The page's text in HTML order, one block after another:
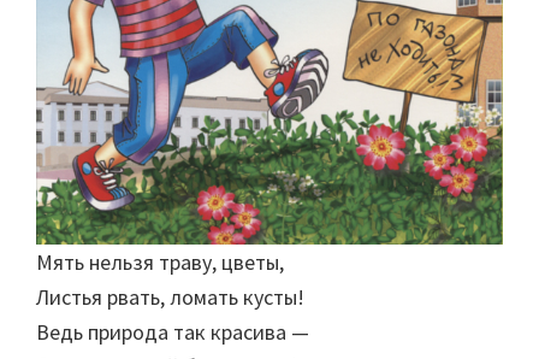
Мять нельзя траву, цветы,
Листья рвать, ломать кусты!
Ведь природа так красива —